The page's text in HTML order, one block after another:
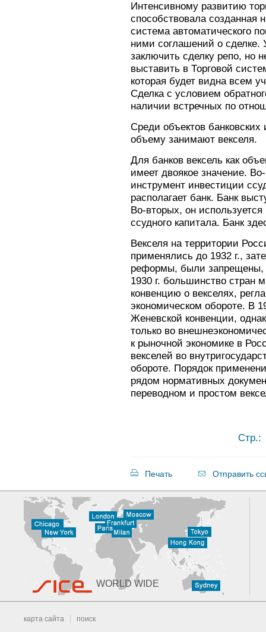
Интенсивному развитию
способствовала
система автоматического
ними соглашений о сделке.
заключить сделку репо, но
выставить в Торговой
которая будет видна всем
Сделка с условием
наличии встречных по
Среди объектов
объему занимают векселя.
Для банков вексель как
имеет двоякое значение.
инструмент инвестиции
располагает банк. Банк
Во-вторых, он
ссудного капитала. Банк
Векселя на территории
применялись до 1932 г.,
реформы, были запрещены,
1930 г. большинство стран
конвенцию о векселях,
экономическом обороте. В
Женевской конвенции,
только во
к рыночной экономике в
векселей во
обороте. Порядок
рядом нормативных
переводном и простом
Печать Отправить
WORLD WIDE
карта сайта поиск